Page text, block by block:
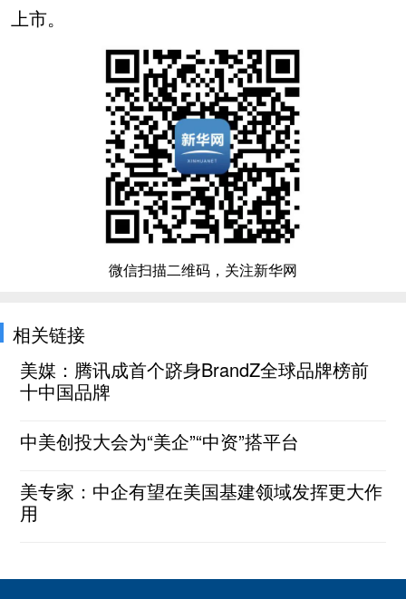
上市。
微信扫描二维码，关注新华网
相关链接
美媒：腾讯成首个跻身BrandZ全球品牌榜前
十中国品牌
中美创投大会为“美企”“中资”搭平台
美专家：中企有望在美国基建领域发挥更大作
用